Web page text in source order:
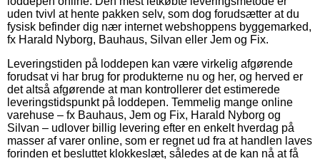
uden tvivl at hente pakken selv, som dog forudsætter at du
fysisk befinder dig nær internet webshoppens byggemarked,
fx Harald Nyborg, Bauhaus, Silvan eller Jem og Fix.
Leveringstiden på loddepen kan være virkelig afgørende
forudsat vi har brug for produkterne nu og her, og herved er
det altså afgørende at man kontrollerer det estimerede
leveringstidspunkt på loddepen. Temmelig mange online
varehuse – fx Bauhaus, Jem og Fix, Harald Nyborg og
Silvan – udlover billig levering efter en enkelt hverdag på
masser af varer online, som er regnet ud fra at handlen laves
forinden et besluttet klokkeslæt, således at de kan nå at få